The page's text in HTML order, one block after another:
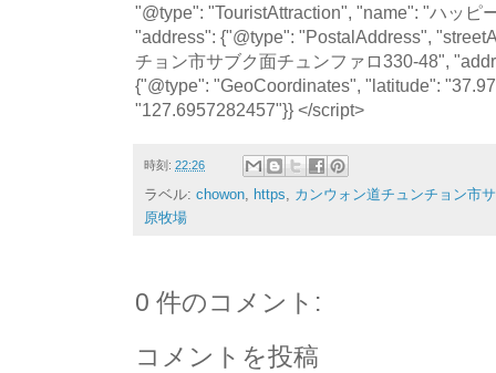
"@type": "TouristAttraction", "name": "ハッピ
"address": {"@type": "PostalAddress",
チョン市サブク面チュンファロ330-48",
{"@type": "GeoCoordinates", "latitude":
"127.6957282457"}} </script>
時刻: 22:26
ラベル: chowon, https, カンウォン道チュンチョン市
原牧場
0 件のコメント:
コメントを投稿